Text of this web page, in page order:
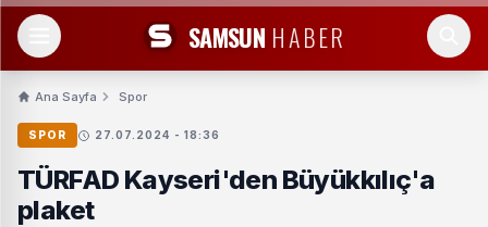
SAMSUN HABER
Ana Sayfa Spor
SPOR 27.07.2024 - 18:36
TÜRFAD Kayseri'den Büyükkılıç'a
plaket